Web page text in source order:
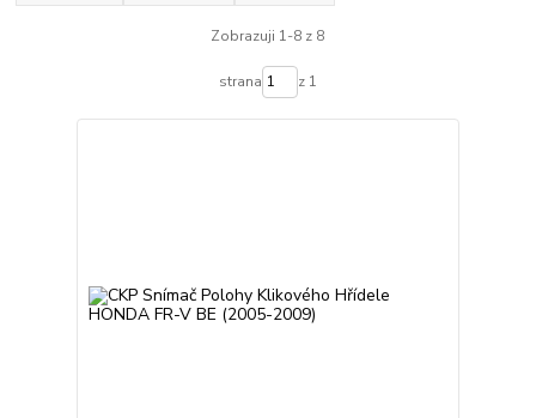
Zobrazuji 1-8 z 8
strana z 1